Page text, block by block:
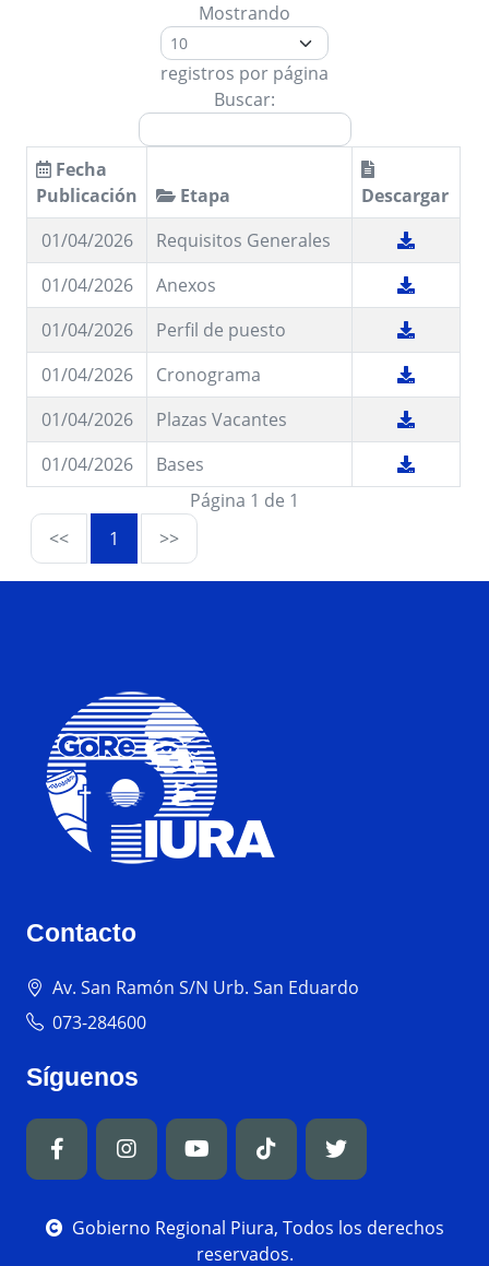
Mostrando
registros por página
Buscar:
Fecha
Publicación
Etapa
Descargar
01/04/2026
Requisitos Generales
01/04/2026
Anexos
01/04/2026
Perfil de puesto
01/04/2026
Cronograma
01/04/2026
Plazas Vacantes
01/04/2026
Bases
Página 1 de 1
<<
1 >>
Contacto
Av. San Ramón S/N Urb. San Eduardo
073-284600
Síguenos
Gobierno Regional Piura, Todos los derechos
reservados.